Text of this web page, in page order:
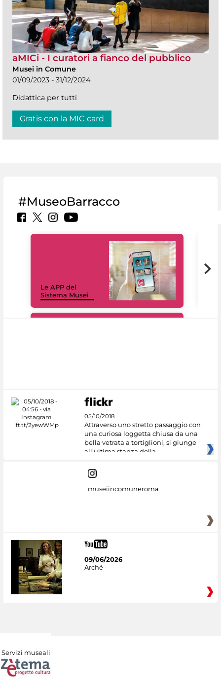
aMICi - I curatori a fianco del pubblico
Musei in Comune
01/09/2023 - 31/12/2024
Didattica per tutti
Gratis con la MIC card
#MuseoBarracco
Le APP del
Sistema Musei
05/10/2018
Attraverso uno stretto passaggio con
una curiosa loggetta chiusa da una
bella vetrata a tortiglioni, si giunge
all'ultima stanza della
museiincomuneroma
09/06/2026
Arché
Servizi museali